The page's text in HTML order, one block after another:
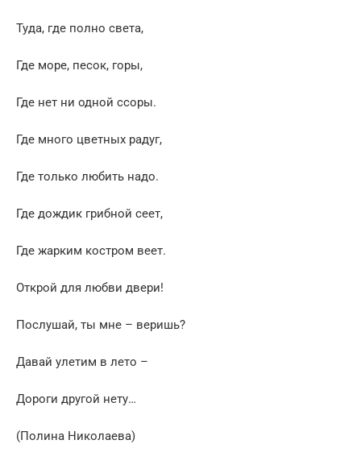
Туда, где полно света,
Где море, песок, горы,
Где нет ни одной ссоры.
Где много цветных радуг,
Где только любить надо.
Где дождик грибной сеет,
Где жарким костром веет.
Открой для любви двери!
Послушай, ты мне – веришь?
Давай улетим в лето –
Дороги другой нету…
(Полина Николаева)